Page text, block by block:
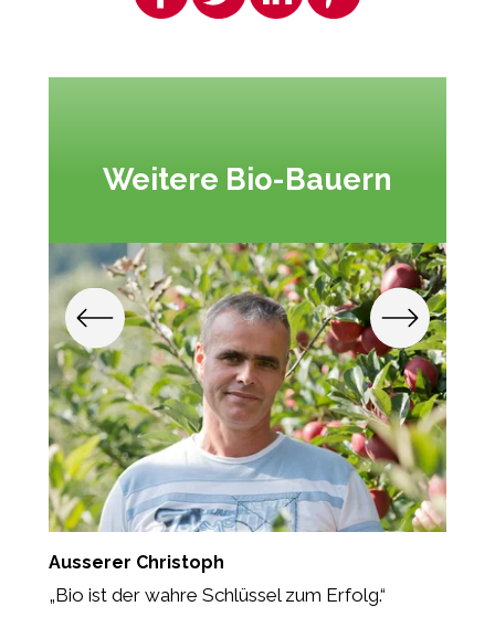
Weitere Bio-Bauern
Ausserer Christoph
„Bio ist der wahre Schlüssel zum Erfolg.“